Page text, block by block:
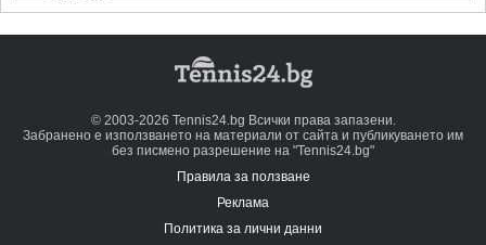
© 2003-2026 Tennis24.bg Всички права запазени.
Забранено е използването на материали от сайта и публикуването им
без писмено разрешение на "Tennis24.bg"
Правила за ползване
Реклама
Политика за лични данни